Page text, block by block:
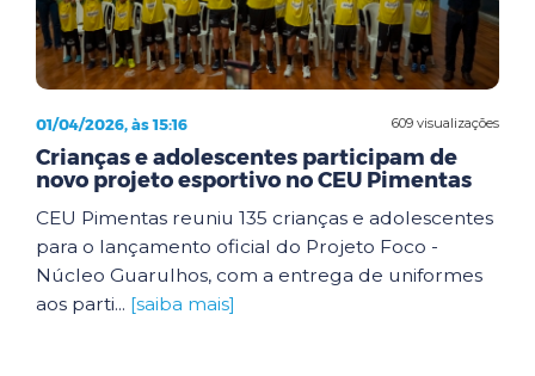
609 visualizações
01/04/2026, às 15:16
Crianças e adolescentes participam de
novo projeto esportivo no CEU Pimentas
CEU Pimentas reuniu 135 crianças e adolescentes
para o lançamento oficial do Projeto Foco -
Núcleo Guarulhos, com a entrega de uniformes
aos parti... [saiba mais]